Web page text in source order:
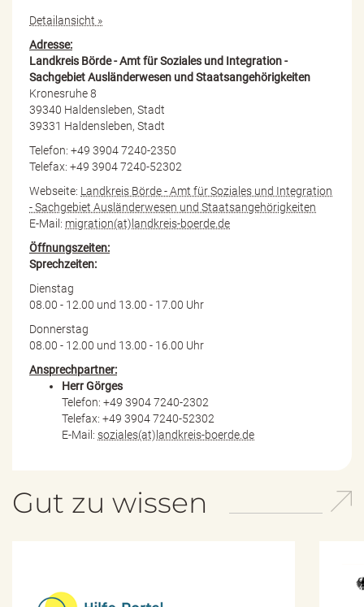
Detailansicht »
Adresse:
Landkreis Börde - Amt für Soziales und Integration -
Sachgebiet Ausländerwesen und Staatsangehörigkeiten
Kronesruhe 8
39340 Haldensleben, Stadt
39331 Haldensleben, Stadt
Telefon: +49 3904 7240-2350
Telefax: +49 3904 7240-52302
Webseite: Landkreis Börde - Amt für Soziales und Integration
- Sachgebiet Ausländerwesen und Staatsangehörigkeiten
E-Mail: migration(at)landkreis-boerde.de
Öffnungszeiten:
Sprechzeiten:
Dienstag
08.00 - 12.00 und 13.00 - 17.00 Uhr
Donnerstag
08.00 - 12.00 und 13.00 - 16.00 Uhr
Ansprechpartner:
Herr Görges
Telefon: +49 3904 7240-2302
Telefax: +49 3904 7240-52302
E-Mail: soziales(at)landkreis-boerde.de
Gut zu wissen